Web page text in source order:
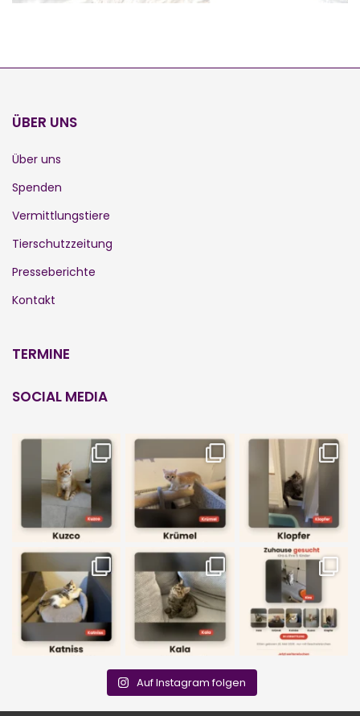
ÜBER UNS
Über uns
Spenden
Vermittlungstiere
Tierschutzzeitung
Presseberichte
Kontakt
TERMINE
SOCIAL MEDIA
Auf Instagram folgen